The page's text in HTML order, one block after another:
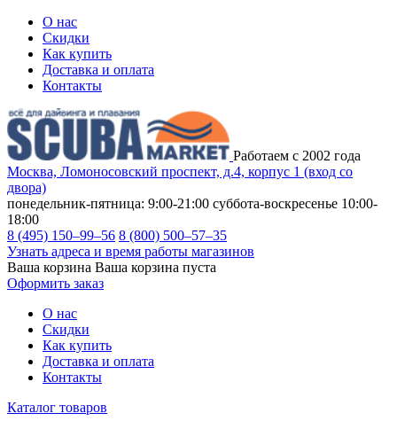
О нас
Скидки
Как купить
Доставка и оплата
Контакты
Работаем с 2002 года
Москва, Ломоносовский проспект, д.4, корпус 1 (вход со
двора)
понедельник-пятница: 9:00-21:00 суббота-воскресенье 10:00-
18:00
8 (495) 150–99–56 8 (800) 500–57–35
Узнать адреса и время работы магазинов
Ваша корзина Ваша корзина пуста
Оформить заказ
О нас
Скидки
Как купить
Доставка и оплата
Контакты
Каталог товаров